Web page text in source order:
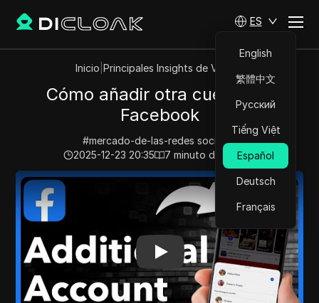
ES
English
繁體中文
Русский
Tiếng Việt
Español
Deutsch
Français
Inicio Principales Insights de Videos
Cómo añadir otra cuenta en
Facebook
#mercado-de-las-redes socialesi
2025-12-23 20:35
7 minuto de lectura
Play Video:Cómo añadir otra cuenta en Facebook